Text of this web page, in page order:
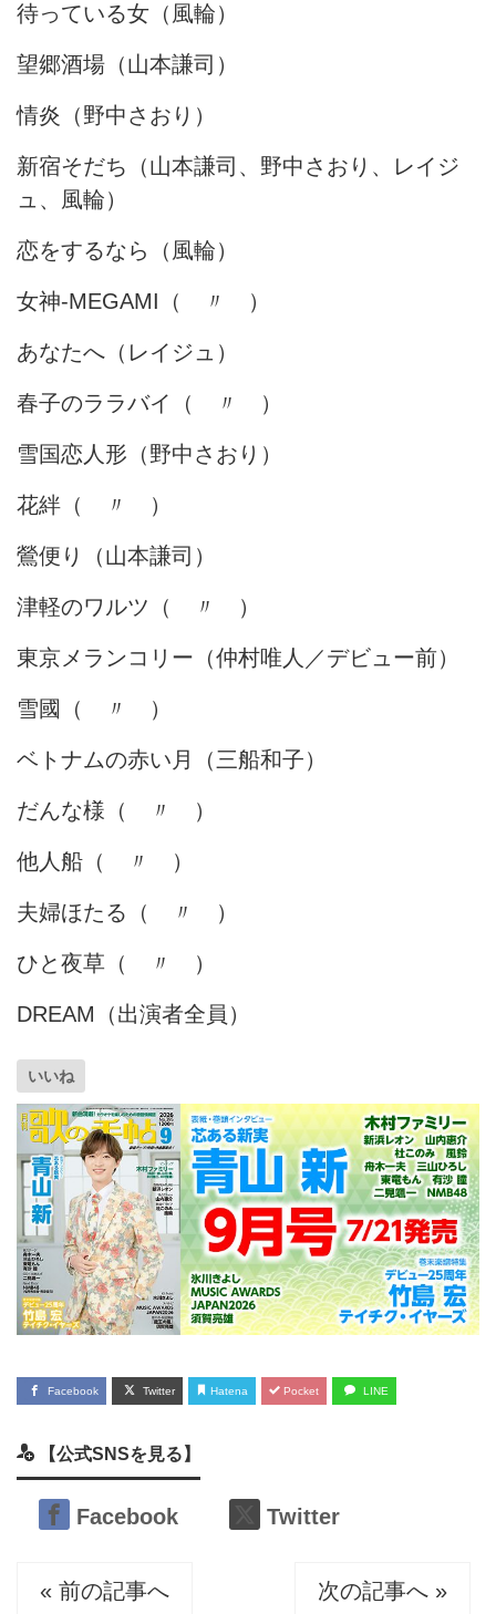
待っている女（風輪）
望郷酒場（山本謙司）
情炎（野中さおり）
新宿そだち（山本謙司、野中さおり、レイジ
ュ、風輪）
恋をするなら（風輪）
女神-MEGAMI（ 〃 ）
あなたへ（レイジュ）
春子のララバイ（ 〃 ）
雪国恋人形（野中さおり）
花絆（ 〃 ）
鶯便り（山本謙司）
津軽のワルツ（ 〃 ）
東京メランコリー（仲村唯人／デビュー前）
雪國（ 〃 ）
ベトナムの赤い月（三船和子）
だんな様（ 〃 ）
他人船（ 〃 ）
夫婦ほたる（ 〃 ）
ひと夜草（ 〃 ）
DREAM（出演者全員）
いいね
Facebook Twitter Hatena Pocket LINE
【公式SNSを見る】
Facebook Twitter
« 前の記事へ 次の記事へ »